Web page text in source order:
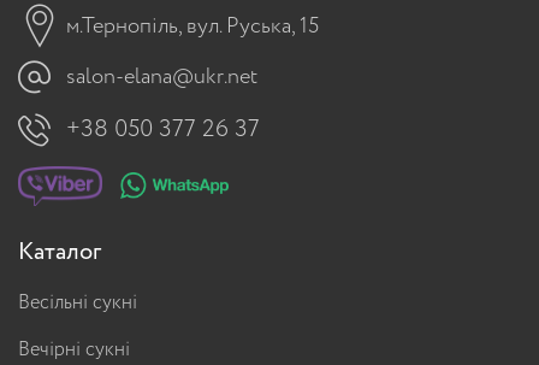
м.Тернопіль, вул. Руська, 15
salon-elana@ukr.net
+38 050 377 26 37
Каталог
Весільні сукні
Вечірні сукні